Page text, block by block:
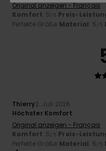
Original anzeigen - Français
Komfort: 5 /5 Preis-
Perfekte Größe Material: 5 /5
Thierry2. Juli 2026
Höchster Komfort
Original anzeigen - Français
Komfort: 5 /5 Preis-
Perfekte Größe Material: 5 /5